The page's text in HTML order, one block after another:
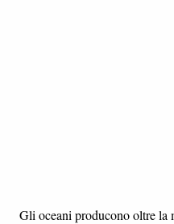
Gli oceani producono oltre la